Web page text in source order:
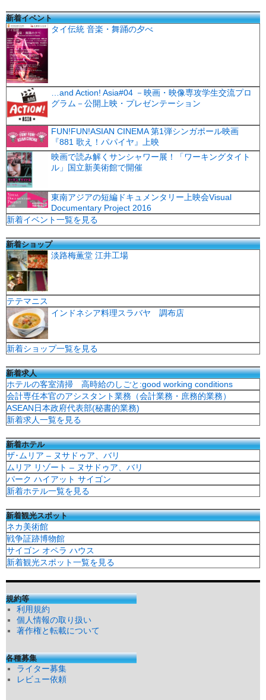
新着イベント
タイ伝統 音楽・舞踊の夕べ
…and Action! Asia#04 －映画・映像専攻学生交流プロ
グラム－公開上映・プレゼンテーション
FUN!FUN!ASIAN CINEMA 第1弾シンガポール映画
『881 歌え！パパイヤ』上映
映画で読み解くサンシャワー展！「ワーキングタイト
ル」国立新美術館で開催
東南アジアの短編ドキュメンタリー上映会Visual
Documentary Project 2016
新着イベント一覧を見る
新着ショップ
淡路梅薫堂 江井工場
テテマニス
インドネシア料理スラバヤ 調布店
新着ショップ一覧を見る
新着求人
ホテルの客室清掃 高時給のしごと:good working conditions
会計専任本官のアシスタント業務（会計業務・庶務的業務）
ASEAN日本政府代表部(秘書的業務)
新着求人一覧を見る
新着ホテル
ザ･ムリア – ヌサドゥア、バリ
ムリア リゾート – ヌサドゥア、バリ
パーク ハイアット サイゴン
新着ホテル一覧を見る
新着観光スポット
ネカ美術館
戦争証跡博物館
サイゴン オペラ ハウス
新着観光スポット一覧を見る
規約等
利用規約
個人情報の取り扱い
著作権と転載について
各種募集
ライター募集
レビュー依頼